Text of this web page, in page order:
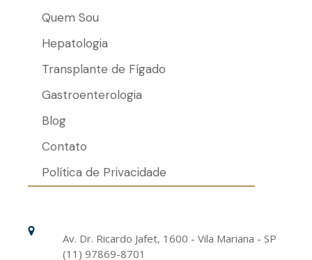
Quem Sou
Hepatologia
Transplante de Fígado
Gastroenterologia
Blog
Contato
Política de Privacidade
Av. Dr. Ricardo Jafet, 1600 - Vila Mariana - SP
(11) 97869-8701